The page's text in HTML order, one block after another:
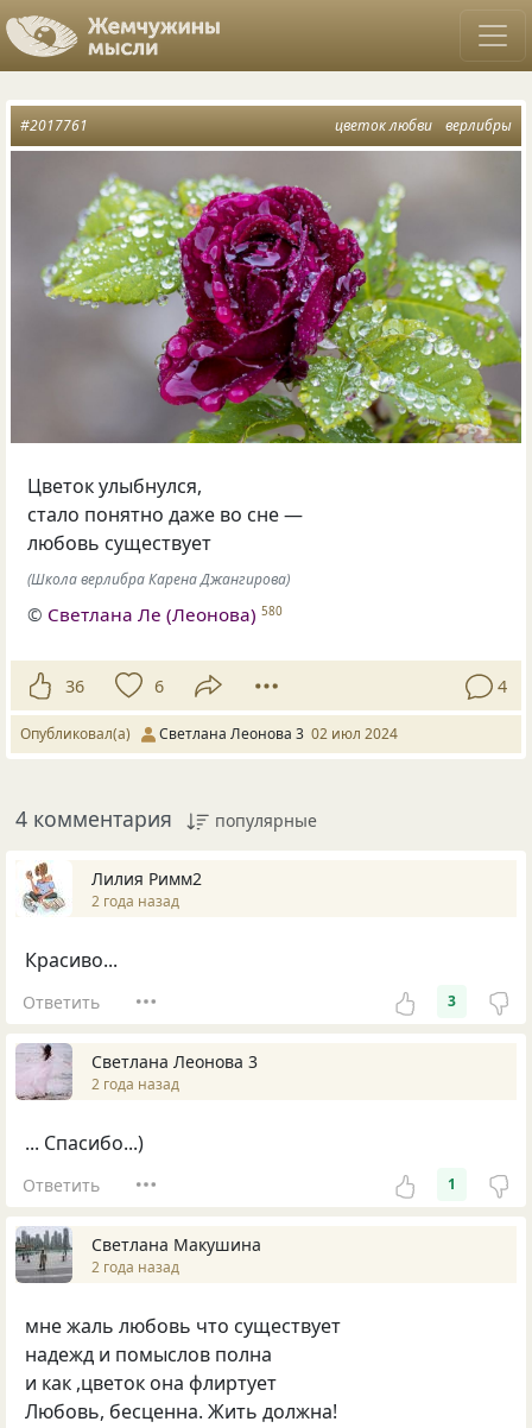
цветок любви верлибры
#2017761
Цветок улыбнулся,
стало понятно даже во сне —
любовь существует
(Школа верлибра Карена Джангирова)
© Светлана Ле (Леонова) 580
36 6 4
Опубликовал(а) Светлана Леонова 3 02 июл 2024
4 комментария популярные
Лилия Римм2
2 года назад
Красиво...
Ответить 3
Светлана Леонова 3
2 года назад
... Спасибо...)
Ответить 1
Светлана Макушина
2 года назад
мне жаль любовь что существует
надежд и помыслов полна
и как ,цветок она флиртует
Любовь, бесценна. Жить должна!